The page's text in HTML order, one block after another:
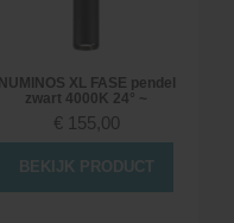
NUMINOS XL FASE pendel
zwart 4000K 24° ~
€ 155,00
BEKIJK PRODUCT